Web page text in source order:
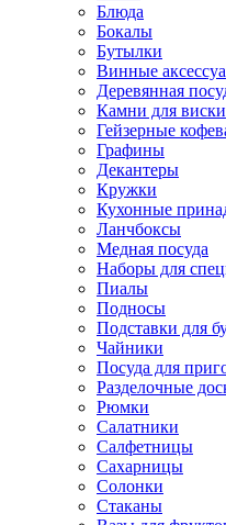
Блюда
Бокалы
Бутылки
Винные
Деревянная
Камни для виски
Гейзерные
Графины
Декантеры
Кружки
Кухонные
Ланчбоксы
Медная посуда
Наборы для
Пиалы
Подносы
Подставки для
Чайники
Посуда для
Разделочные
Рюмки
Салатники
Салфетницы
Сахарницы
Солонки
Стаканы